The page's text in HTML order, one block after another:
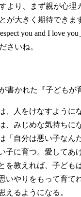
より、まず親が心
が大きく期待でき
you and I love
さいね。
かれた『子どもが
、人をけなすように
、みじめな気持ち
「自分は悪い子な
子に育つ。愛して
を教えれば、子ど
いやりをもって育て
えるようになる。